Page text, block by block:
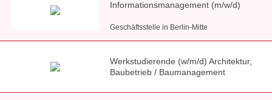
Informationsmanagement (m/w/d)
Geschäftsstelle in Berlin-Mitte
Werkstudierende (w/m/d) Architektur,
Baubetrieb / Baumanagement